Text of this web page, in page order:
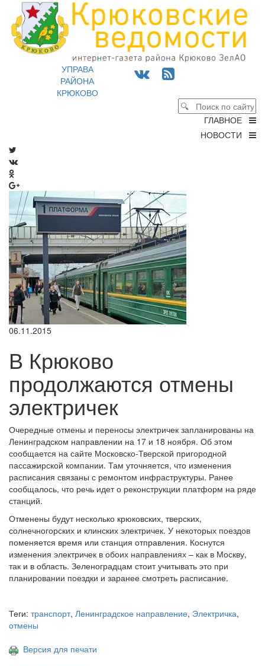
УПРАВА
РАЙОНА
КРЮКОВО
ГЛАВНОЕ
НОВОСТИ
06.11.2015
В Крюково
продолжаются отмены
электричек
Очередные отмены и переносы электричек запланированы на
Ленинградском направлении на 17 и 18 ноября. Об этом
сообщается на сайте Московско-Тверской пригородной
пассажирской компании. Там уточняется, что изменения
расписания связаны с ремонтом инфраструктуры. Ранее
сообщалось, что речь идет о реконструкции платформ на ряде
станций.
Отменены будут несколько крюковских, тверских,
солнечногорских и клинских электричек. У некоторых поездов
поменяется время или станция отправления. Коснутся
изменения электричек в обоих направлениях – как в Москву,
так и в область. Зеленоградцам стоит учитывать это при
планировании поездки и заранее смотреть расписание.
Теги: транспорт, Ленинградское направление, Электричка,
отмены
Версия для печати